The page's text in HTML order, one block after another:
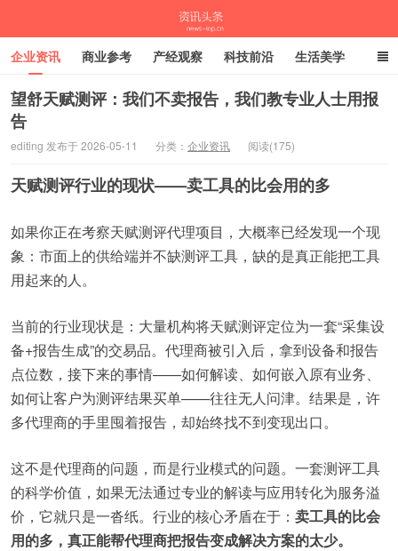
资讯头条
企业资讯 商业参考 产经观察 科技前沿 生活美学
时尚潮流 母婴亲子 专栏
望舒天赋测评：我们不卖报告，我们教专业人士用报
告
editing 发布于 2026-05-11 分类： 企业资讯 阅读(175)
天赋测评行业的现状——卖工具的比会用的多
如果你正在考察天赋测评代理项目，大概率已经发现一个现
象：市面上的供给端并不缺测评工具，缺的是真正能把工具
用起来的人。
当前的行业现状是：大量机构将天赋测评定位为一套“采集设
备+报告生成”的交易品。代理商被引入后，拿到设备和报告
点位数，接下来的事情——如何解读、如何嵌入原有业务、
如何让客户为测评结果买单——往往无人问津。结果是，许
多代理商的手里囤着报告，却始终找不到变现出口。
这不是代理商的问题，而是行业模式的问题。一套测评工具
的科学价值，如果无法通过专业的解读与应用转化为服务溢
价，它就只是一沓纸。行业的核心矛盾在于： 卖工具的比会
用的多，真正能帮代理商把报告变成解决方案的太少。